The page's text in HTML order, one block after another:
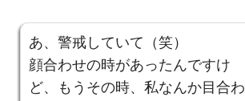
あ、警戒していて（笑）
顔合わせの時があったんですけ
ど、もうその時、私なんか目合わ